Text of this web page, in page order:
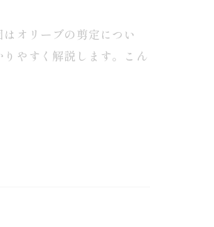
オリーブの剪定につい
やすく解説します。こん